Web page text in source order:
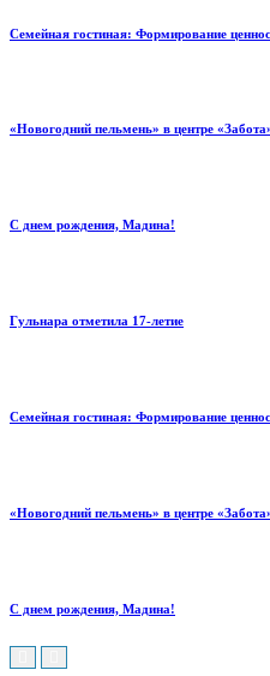
Семейная гостиная: Формирование
«Новогодний пельмень» в центре
С днем рождения, Мадина!
Гульнара отметила 17‑летие
Семейная гостиная: Формирование
«Новогодний пельмень» в центре
С днем рождения, Мадина!